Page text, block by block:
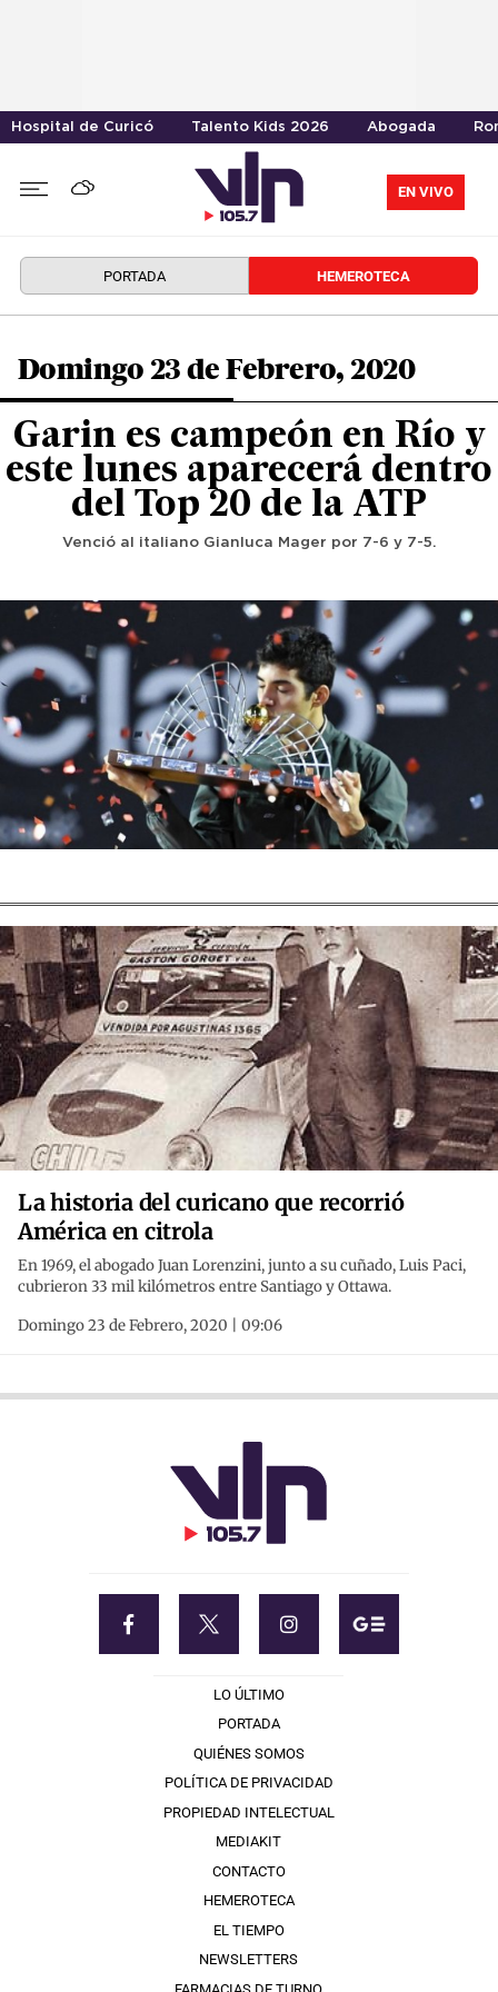
Hospital de Curicó Talento Kids 2026 Abogada
EN VIVO
PORTADA HEMEROTECA
Domingo 23 de Febrero, 2020
Garin es campeón en Río y
este lunes aparecerá dentro
del Top 20 de la ATP
Venció al italiano Gianluca Mager por 7-6 y 7-5.
La historia del curicano que recorrió
América en citrola
En 1969, el abogado Juan Lorenzini, junto a su cuñado, Luis Paci,
cubrieron 33 mil kilómetros entre Santiago y Ottawa.
Domingo 23 de Febrero, 2020 | 09:06
LO ÚLTIMO
PORTADA
QUIÉNES SOMOS
POLÍTICA DE PRIVACIDAD
PROPIEDAD INTELECTUAL
MEDIAKIT
CONTACTO
HEMEROTECA
EL TIEMPO
NEWSLETTERS